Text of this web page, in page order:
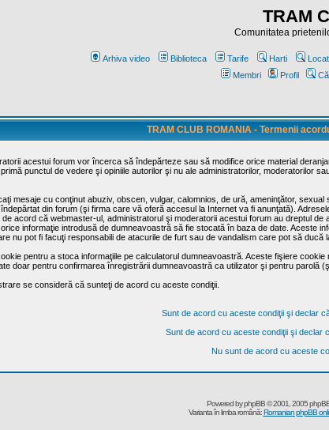
TRAM
Comunitatea
Arhiva video Biblioteca Tarife Harti
Membri
Profil
TRAM CLUB ROMANIA - Termenii
acestui forum vor încerca să îndepărteze sau să modifice orice material
punctul de vedere şi opiniile autorilor şi nu ale administratorilor, moderatorilor
mesaje cu conţinut abuziv, obscen, vulgar, calomnios, de ură, ameninţător,
din forum (şi firma care vă oferă accesul la Internet va fi anunţată).
acord că webmaster-ul, administratorul şi moderatorii acestui forum au dreptul
informaţie introdusă de dumneavoastră să fie stocată în baza de date. Aceste
nu pot fi facuţi responsabili de atacurile de furt sau de vandalism care pot să ducă
pentru a stoca informaţiile pe calculatorul dumneavoastră. Aceste fişiere
doar pentru confirmarea înregistrării dumneavoastră ca utilizator şi pentru parolă
se consideră că sunteţi de acord cu aceste condiţii.
Sunt de acord cu aceste condiţii şi declar
Sunt de acord cu aceste condiţii şi declar
Nu sunt de acord cu aceste
Powered byphpBB© 2001, 2005
Varianta în limba română:Romanian phpBB